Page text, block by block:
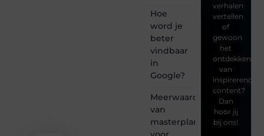
Hoe
word je
beter
vindbaar
in
Google?
Meerwaarde
van
masterplanning
verhalen
vertellen
of
gewoon
het
ontdekken
van
inspirerende
content?
Dan
hoor jij
bij ons!